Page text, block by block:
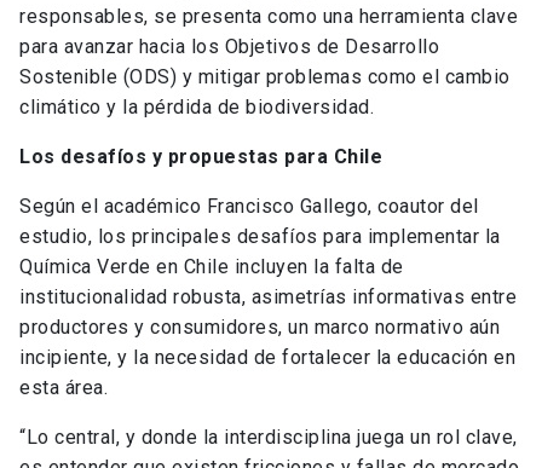
responsables, se presenta como una herramienta clave
para avanzar hacia los Objetivos de Desarrollo
Sostenible (ODS) y mitigar problemas como el cambio
climático y la pérdida de biodiversidad.
Los desafíos y propuestas para Chile
Según el académico Francisco Gallego, coautor del
estudio, los principales desafíos para implementar la
Química Verde en Chile incluyen la falta de
institucionalidad robusta, asimetrías informativas entre
productores y consumidores, un marco normativo aún
incipiente, y la necesidad de fortalecer la educación en
esta área.
“Lo central, y donde la interdisciplina juega un rol clave,